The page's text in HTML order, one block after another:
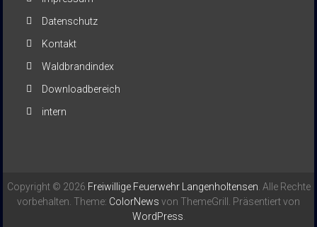
Datenschutz
Kontakt
Waldbrandindex
Downloadbereich
intern
Copyright © 2026 Freiwillige Feuerwehr Langenholtensen . Alle Rechte
vorbehalten. Theme: ColorNews von ThemeGrill. Präsentiert von
WordPress